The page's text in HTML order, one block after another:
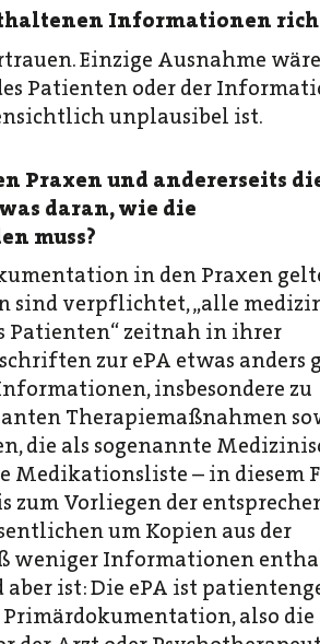
Informationen
Einzige Ausnahme
Patienten oder der
unplausibel ist.
Praxen und andererseits
daran, wie die
muss?
in den Praxen
sind verpflichtet, „alle
Patienten“ zeitnah in ihrer
zur ePA etwas anders
insbesondere zu
Therapiemaßnahmen
die als sogenannte
Medikationsliste – in diesem
zum Vorliegen der
um Kopien aus der
weniger Informationen
ist: Die ePA ist
also